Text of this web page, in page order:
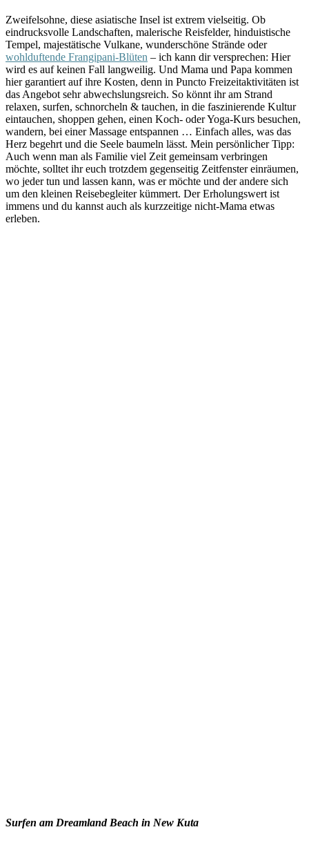
Zweifelsohne, diese asiatische Insel ist extrem vielseitig. Ob
eindrucksvolle Landschaften, malerische Reisfelder, hinduistische
Tempel, majestätische Vulkane, wunderschöne Strände oder
wohlduftende Frangipani-Blüten – ich kann dir versprechen: Hier
wird es auf keinen Fall langweilig. Und Mama und Papa kommen
hier garantiert auf ihre Kosten, denn in Puncto Freizeitaktivitäten ist
das Angebot sehr abwechslungsreich. So könnt ihr am Strand
relaxen, surfen, schnorcheln & tauchen, in die faszinierende Kultur
eintauchen, shoppen gehen, einen Koch- oder Yoga-Kurs besuchen,
wandern, bei einer Massage entspannen … Einfach alles, was das
Herz begehrt und die Seele baumeln lässt. Mein persönlicher Tipp:
Auch wenn man als Familie viel Zeit gemeinsam verbringen
möchte, solltet ihr euch trotzdem gegenseitig Zeitfenster einräumen,
wo jeder tun und lassen kann, was er möchte und der andere sich
um den kleinen Reisebegleiter kümmert. Der Erholungswert ist
immens und du kannst auch als kurzzeitige nicht-Mama etwas
erleben.
Surfen am Dreamland Beach in New Kuta